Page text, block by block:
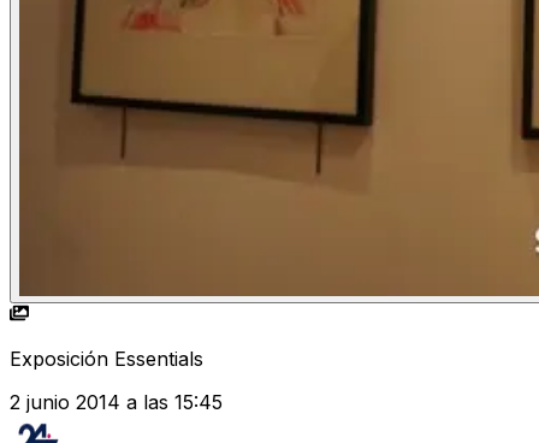
Exposición Essentials
2 junio 2014 a las 15:45